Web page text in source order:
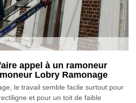
appel à un ramoneur
Lobry Ramonage
le travail semble facile surtout pour
et pour un toit de faible